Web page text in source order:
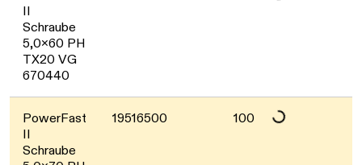
II
Schraube
5,0x60 PH
TX20 VG
670440
Daten werden geladen. Bitte warten...
PowerFast
II
Schraube
19516500 100